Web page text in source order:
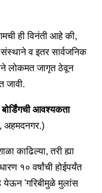
ही विनंती आहे की,
संस्थाने व इतर सार्वजनिक
लोकमत जागृत ठेवून
जावी.
बोर्डिंगची आवश्यकता
अहमदनगर.)
काढिल्या, तरी ह्या
१० वर्षांची होईपर्यंत
येऊन 'गरिबीमुळे मुलांस